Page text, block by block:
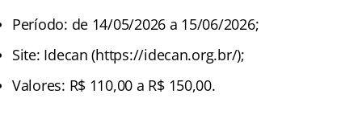
Período: de 14/05/2026 a 15/06/2026;
Site: Idecan (https://idecan.org.br/);
Valores: R$ 110,00 a R$ 150,00.